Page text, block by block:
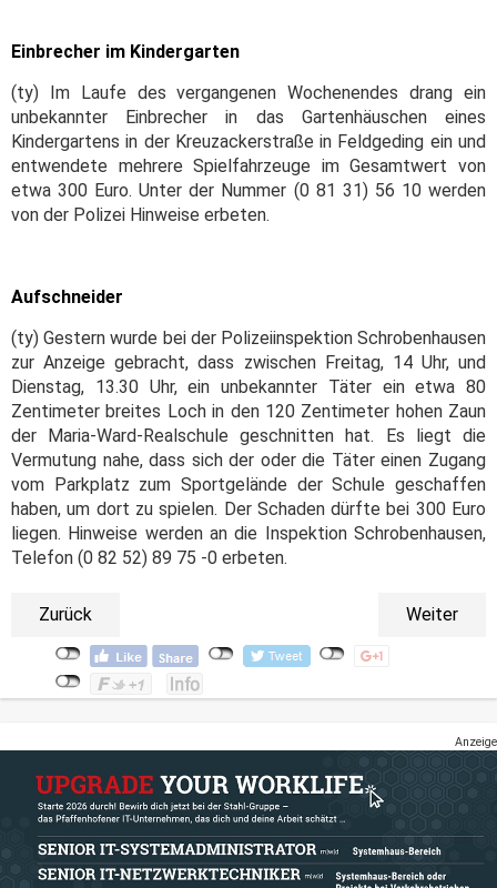
Einbrecher im Kindergarten
(ty) Im Laufe des vergangenen Wochenendes drang ein
unbekannter Einbrecher in das Gartenhäuschen eines
Kindergartens in der Kreuzackerstraße in Feldgeding ein und
entwendete mehrere Spielfahrzeuge im Gesamtwert von
etwa 300 Euro. Unter der Nummer (0 81 31) 56 10 werden
von der Polizei Hinweise erbeten.
Aufschneider
(ty) Gestern wurde bei der Polizeiinspektion Schrobenhausen
zur Anzeige gebracht, dass zwischen Freitag, 14 Uhr, und
Dienstag, 13.30 Uhr, ein unbekannter Täter ein etwa 80
Zentimeter breites Loch in den 120 Zentimeter hohen Zaun
der Maria-Ward-Realschule geschnitten hat. Es liegt die
Vermutung nahe, dass sich der oder die Täter einen Zugang
vom Parkplatz zum Sportgelände der Schule geschaffen
haben, um dort zu spielen. Der Schaden dürfte bei 300 Euro
liegen. Hinweise werden an die Inspektion Schrobenhausen,
Telefon (0 82 52) 89 75 -0 erbeten.
Zurück Weiter
Anzeige